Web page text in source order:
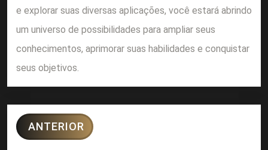
e explorar suas diversas aplicações, você estará abrindo
um universo de possibilidades para ampliar seus
conhecimentos, aprimorar suas habilidades e conquistar
seus objetivos.
ANTERIOR